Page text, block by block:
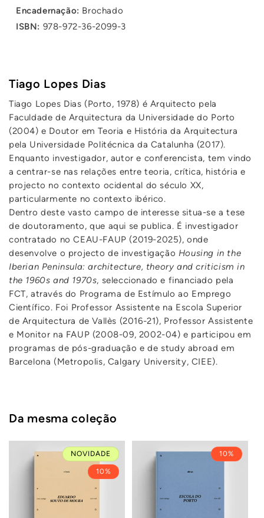
Encadernação: Brochado
ISBN: 978-972-36-2099-3
Tiago Lopes Dias
Tiago Lopes Dias (Porto, 1978) é Arquitecto pela
Faculdade de Arquitectura da Universidade do Porto
(2004) e Doutor em Teoria e História da Arquitectura
pela Universidade Politécnica da Catalunha (2017).
Enquanto investigador, autor e conferencista, tem vindo
a centrar-se nas relações entre teoria, crítica, história e
projecto no contexto ocidental do século XX,
particularmente no contexto ibérico.
Dentro deste vasto campo de interesse situa-se a tese
de doutoramento, que aqui se publica. É investigador
contratado no CEAU-FAUP (2019-2025), onde
desenvolve o projecto de investigação Housing in the
Iberian Peninsula: architecture, theory and criticism in
the 1960s and 1970s, seleccionado e financiado pela
FCT, através do Programa de Estímulo ao Emprego
Científico. Foi Professor Assistente na Escola Superior
de Arquitectura de Vallès (2016-21), Professor Assistente
e Monitor na FAUP (2008-09, 2002-04) e participou em
programas de pós-graduação e de study abroad em
Barcelona (Metropolis, Calgary University, CIEE).
Da mesma coleção
NOVIDADE
10%
10%